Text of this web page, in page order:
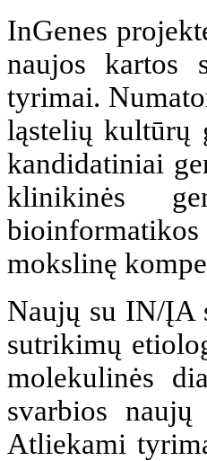
InGenes
naujos kartos
tyrimai.
ląstelių kultūrų
kandidatiniai
klinikinės
mokslinę
Naujų su IN/ĮA
sutrikimų
molekulinės
svarbios
Atliekami